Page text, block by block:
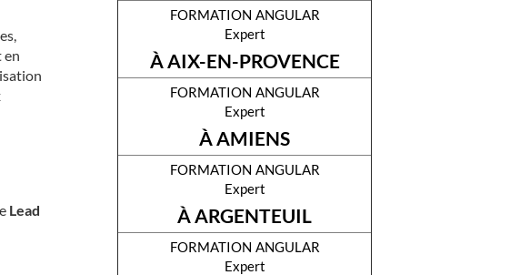
en
Lead
formation angular
Expert
À AIX-EN-PROVENCE
formation angular
Expert
À AMIENS
formation angular
Expert
À ARGENTEUIL
formation angular
Expert